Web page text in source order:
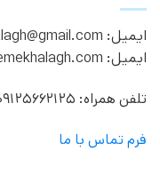
ایمیل: moalemekhalagh@gmail.com
ایمیل: info@moalemekhalagh.com
تلفن همراه: 09125662125
فرم تماس با ما